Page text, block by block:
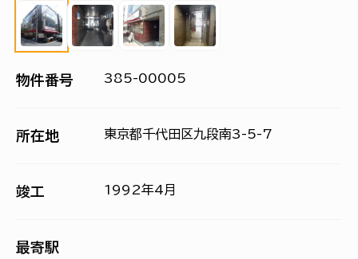
物件番号 385-00005
所在地 東京都千代田区九段南3-5-7
竣工 1992年4月
最寄駅